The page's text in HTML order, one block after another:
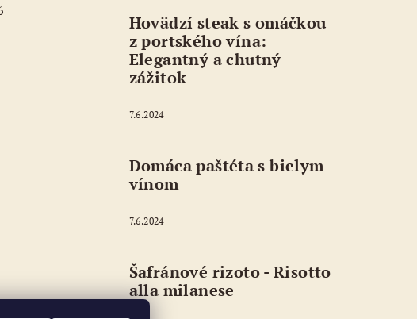
Hovädzí steak s omáčkou
z portského vína:
Elegantný a chutný
zážitok
7.6.2024
Domáca paštéta s bielym
vínom
7.6.2024
Šafránové rizoto - Risotto
alla milanese